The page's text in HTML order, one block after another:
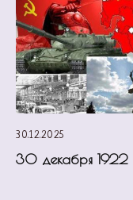
30.12.2025
30 декабря 1922